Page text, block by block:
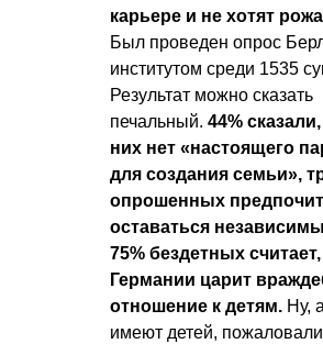
карьере и не хотят
Был проведен опрос
институтом среди 1535
Результат можно сказать
печальный. 44%
них нет «настоящего
для создания семьи»,
опрошенных
оставаться
75% бездетных
Германии царит
отношение к детям. Ну,
имеют детей,